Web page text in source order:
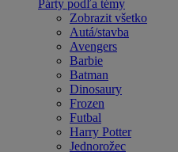
Párty podľa témy
Zobrazit všetko
Autá/stavba
Avengers
Barbie
Batman
Dinosaury
Frozen
Futbal
Harry Potter
Jednorožec